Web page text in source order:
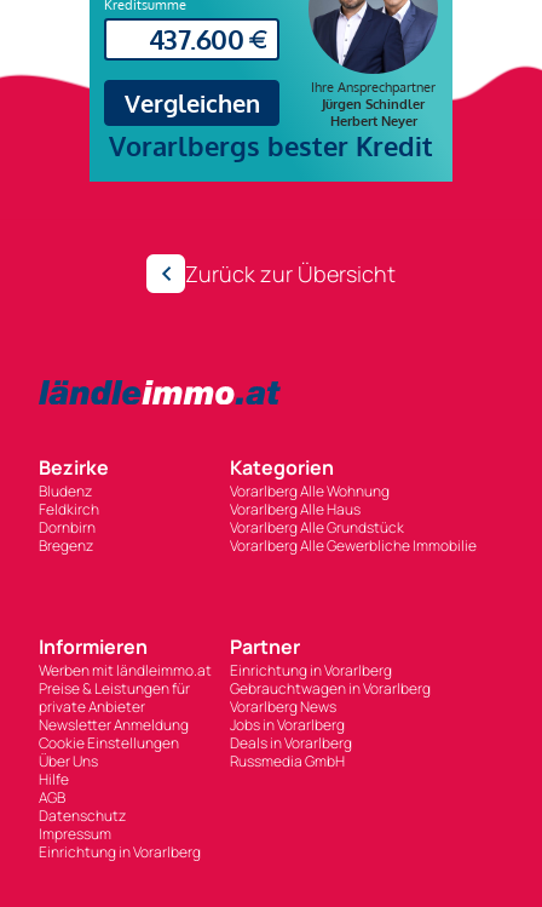
Zurück zur Übersicht
Bezirke
Bludenz
Feldkirch
Dornbirn
Bregenz
Kategorien
Vorarlberg Alle Wohnung
Vorarlberg Alle Haus
Vorarlberg Alle Grundstück
Vorarlberg Alle Gewerbliche Immobilie
Informieren
Werben mit ländleimmo.at
Preise & Leistungen für
private Anbieter
Newsletter Anmeldung
Cookie Einstellungen
Über Uns
Hilfe
AGB
Datenschutz
Impressum
Einrichtung in Vorarlberg
Partner
Einrichtung in Vorarlberg
Gebrauchtwagen in Vorarlberg
Vorarlberg News
Jobs in Vorarlberg
Deals in Vorarlberg
Russmedia GmbH